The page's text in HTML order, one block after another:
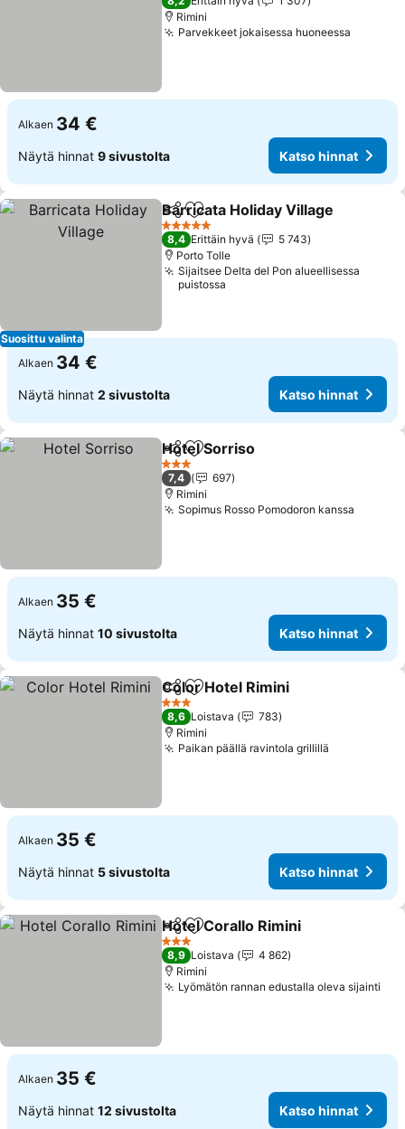
Rimini
Parvekkeet jokaisessa huoneessa
Alkaen 34 €
Näytä hinnat 9 sivustolta Katso hinnat
Suosittu valinta
Jaa Lisää suosikkeihin
Barricata Holiday Village
5 Tähtiluokitus
8,4 Erittäin hyvä
5 743
Porto Tolle
Sijaitsee Delta del Pon alueellisessa
puistossa
Alkaen 34 €
Näytä hinnat 2 sivustolta Katso hinnat
Jaa Lisää suosikkeihin
Hotel Sorriso
3 Tähtiluokitus
7,4
697
Rimini
Sopimus Rosso Pomodoron kanssa
Alkaen 35 €
Näytä hinnat 10 sivustolta Katso hinnat
Jaa Lisää suosikkeihin
Color Hotel Rimini
3 Tähtiluokitus
8,6 Loistava
783
Rimini
Paikan päällä ravintola grillillä
Alkaen 35 €
Näytä hinnat 5 sivustolta Katso hinnat
Jaa Lisää suosikkeihin
Hotel Corallo Rimini
3 Tähtiluokitus
8,9 Loistava
4 862
Rimini
Lyömätön rannan edustalla oleva sijainti
Alkaen 35 €
Näytä hinnat 12 sivustolta Katso hinnat